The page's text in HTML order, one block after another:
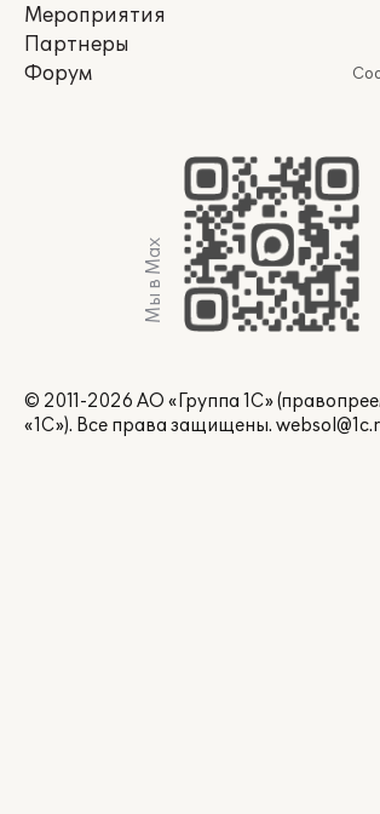
Мероприятия
Партнеры
Форум
Мы в Max
© 2011-2026 АО «Группа 1С»
«1С»). Все права защищены.